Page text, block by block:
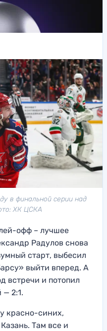
в финальной серии над
ХК ЦСКА
офф – лучшее
Радулов снова
старт, выбесил
выйти вперед. А
встречи и потопил
— 2:1.
красно-синих,
Там все и